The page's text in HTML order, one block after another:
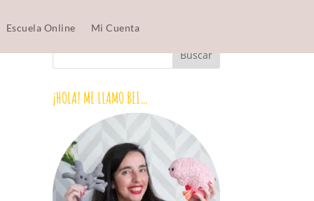
Escuela Online Mi Cuenta
¡HOLA! ME LLAMO BEI…